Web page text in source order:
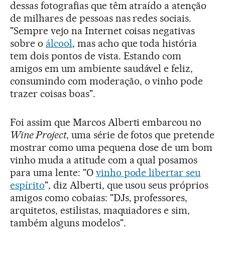
dessas fotografias que têm atraído a atenção
de milhares de pessoas nas redes sociais.
"Sempre vejo na Internet coisas negativas
sobre o álcool, mas acho que toda história
tem dois pontos de vista. Estando com
amigos em um ambiente saudável e feliz,
consumindo com moderação, o vinho pode
trazer coisas boas".
Foi assim que Marcos Alberti embarcou no
Wine Project, uma série de fotos que pretende
mostrar como uma pequena dose de um bom
vinho muda a atitude com a qual posamos
para uma lente: "O vinho pode libertar seu
espírito", diz Alberti, que usou seus próprios
amigos como cobaias: "DJs, professores,
arquitetos, estilistas, maquiadores e sim,
também alguns modelos".